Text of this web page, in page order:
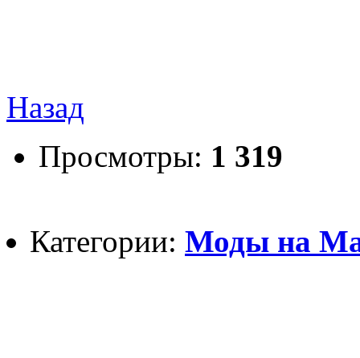
Назад
Просмотры: 1 319
Категории: Моды на